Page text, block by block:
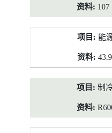
107
能
制